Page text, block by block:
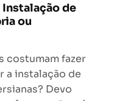
de
ou
costumam fazer
a instalação de
Devo